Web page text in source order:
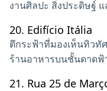
งานศิลปะ สิ่งประดิษฐ์
20. Edifício Itália
ตึกระฟ้าที่มองเห็นทิวทั
ร้านอาหารบนชั้นดาดฟ้
21. Rua 25 de